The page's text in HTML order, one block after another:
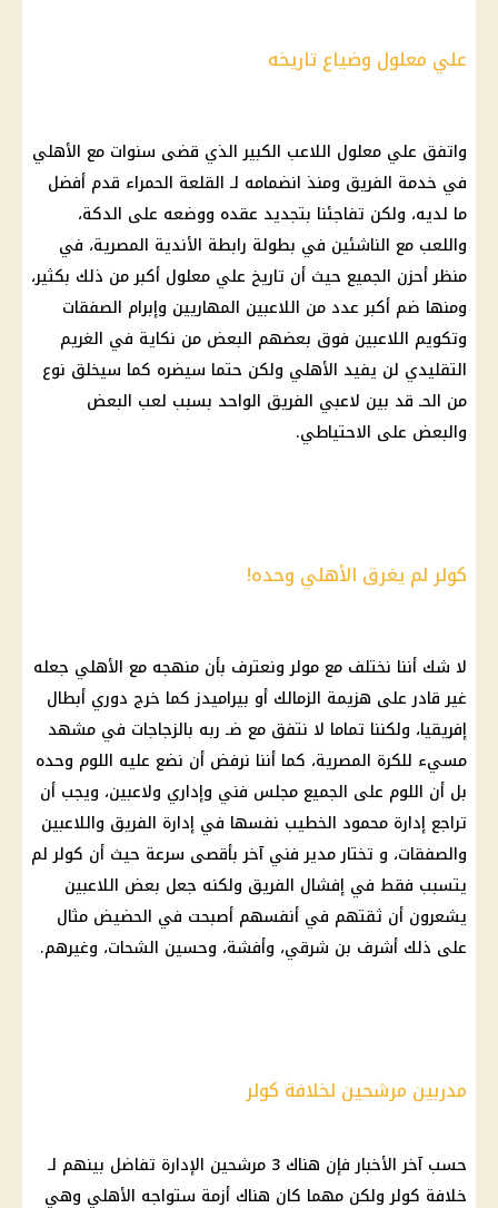
علي معلول وضياع تاريخه
واتفق علي معلول اللاعب الكبير الذي قضى سنوات مع الأهلي
في خدمة الفريق ومنذ انضمامه لـ القلعة الحمراء قدم أفضل
ما لديه، ولكن تفاجئنا بتجديد عقده ووضعه على الدكة،
واللعب مع الناشئين في بطولة رابطة الأندية المصرية، في
منظر أحزن الجميع حيث أن تاريخ علي معلول أكبر من ذلك بكثير،
ومنها ضم أكبر عدد من اللاعبين المهاريين وإبرام الصفقات
وتكويم اللاعبين فوق بعضهم البعض من نكاية في الغريم
التقليدي لن يفيد الأهلي ولكن حتما سيضره كما سيخلق نوع
من الحـ قد بين لاعبي الفريق الواحد بسبب لعب البعض
والبعض على الاحتياطي.
كولر لم يغرق الأهلي وحده!
لا شك أننا نختلف مع مولر ونعترف بأن منهجه مع الأهلي جعله
غير قادر على هزيمة الزمالك أو بيراميدز كما خرج دوري أبطال
إفريقيا، ولكننا تماما لا نتفق مع ضـ ربه بالزجاجات في مشهد
مسيء للكرة المصرية، كما أننا نرفض أن نضع عليه اللوم وحده
بل أن اللوم على الجميع مجلس فني وإداري ولاعبين، ويجب أن
تراجع إدارة محمود الخطيب نفسها في إدارة الفريق واللاعبين
والصفقات، و تختار مدير فني آخر بأقصى سرعة حيث أن كولر لم
يتسبب فقط في إفشال الفريق ولكنه جعل بعض اللاعبين
يشعرون أن ثقتهم في أنفسهم أصبحت في الحضيض مثال
على ذلك أشرف بن شرقي، وأفشة، وحسين الشحات، وغيرهم.
مدربين مرشحين لخلافة كولر
حسب آخر الأخبار فإن هناك 3 مرشحين الإدارة تفاضل بينهم لـ
خلافة كولر ولكن مهما كان هناك أزمة ستواجه الأهلي وهي